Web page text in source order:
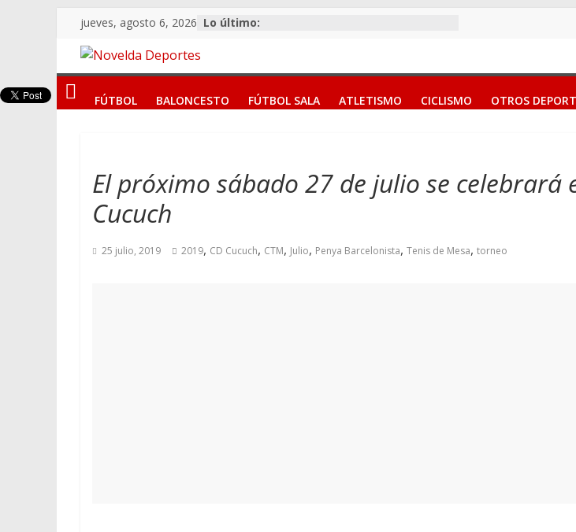
Saltar
contenido
jueves, agosto 6, 2026 Lo último:
Novelda
Deportes
nuestro
deporte
FÚTBOL BALONCESTO FÚTBOL SALA ATLETISMO CICLISMO OTROS
El próximo sábado 27 de julio se celebrará
Cucuch
25 julio, 2019 2019, CD Cucuch, CTM, Julio, Penya Barcelonista, Tenis de Mesa, torneo